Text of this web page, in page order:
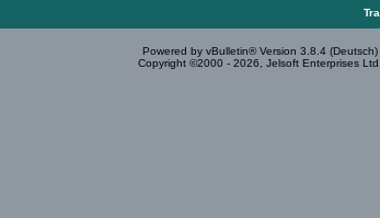
Powered by vBulletin® Version 3.8.4 (Deutsch)
Copyright ©2000 - 2026, Jelsoft Enterprises Ltd.